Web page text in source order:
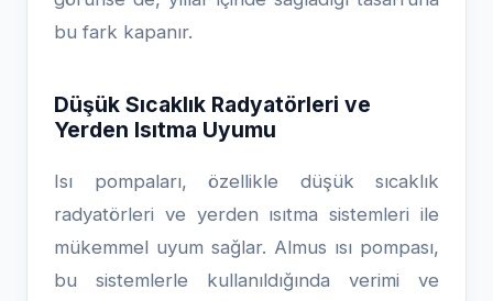
bu fark kapanır.
Düşük Sıcaklık Radyatörleri ve
Yerden Isıtma Uyumu
Isı pompaları, özellikle düşük sıcaklık
radyatörleri ve yerden ısıtma sistemleri ile
mükemmel uyum sağlar. Almus ısı pompası,
bu sistemlerle kullanıldığında verimi ve